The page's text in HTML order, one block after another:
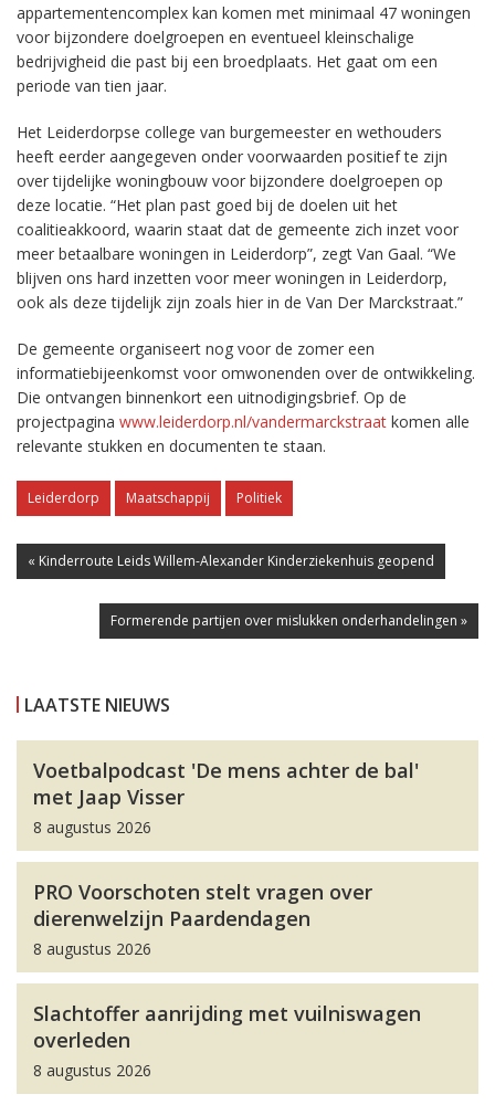
appartementencomplex kan komen met minimaal 47 woningen
voor bijzondere doelgroepen en eventueel kleinschalige
bedrijvigheid die past bij een broedplaats. Het gaat om een
periode van tien jaar.
Het Leiderdorpse college van burgemeester en wethouders
heeft eerder aangegeven onder voorwaarden positief te zijn
over tijdelijke woningbouw voor bijzondere doelgroepen op
deze locatie. “Het plan past goed bij de doelen uit het
coalitieakkoord, waarin staat dat de gemeente zich inzet voor
meer betaalbare woningen in Leiderdorp”, zegt Van Gaal. “We
blijven ons hard inzetten voor meer woningen in Leiderdorp,
ook als deze tijdelijk zijn zoals hier in de Van Der Marckstraat.”
De gemeente organiseert nog voor de zomer een
informatiebijeenkomst voor omwonenden over de ontwikkeling.
Die ontvangen binnenkort een uitnodigingsbrief. Op de
projectpagina www.leiderdorp.nl/vandermarckstraat komen alle
relevante stukken en documenten te staan.
Leiderdorp Maatschappij Politiek
« Kinderroute Leids Willem-Alexander Kinderziekenhuis geopend
Formerende partijen over mislukken onderhandelingen »
LAATSTE NIEUWS
Voetbalpodcast 'De mens achter de bal'
met Jaap Visser
8 augustus 2026
PRO Voorschoten stelt vragen over
dierenwelzijn Paardendagen
8 augustus 2026
Slachtoffer aanrijding met vuilniswagen
overleden
8 augustus 2026